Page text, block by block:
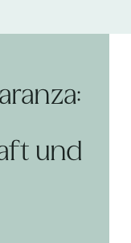
und